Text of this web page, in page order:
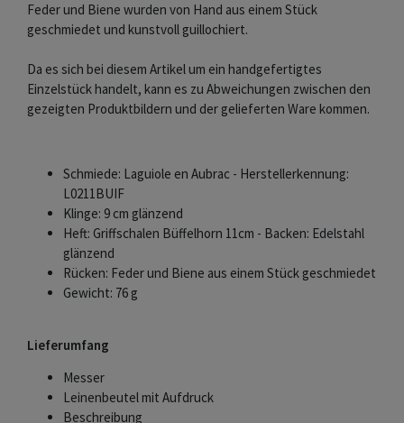
Feder und Biene wurden von Hand aus einem Stück
geschmiedet und kunstvoll guillochiert.
Da es sich bei diesem Artikel um ein handgefertigtes
Einzelstück handelt, kann es zu Abweichungen zwischen den
gezeigten Produktbildern und der gelieferten Ware kommen.
Schmiede: Laguiole en Aubrac - Herstellerkennung:
L0211BUIF
Klinge: 9 cm glänzend
Heft: Griffschalen Büffelhorn 11cm - Backen: Edelstahl
glänzend
Rücken: Feder und Biene aus einem Stück geschmiedet
Gewicht: 76 g
Lieferumfang
Messer
Leinenbeutel mit Aufdruck
Beschreibung